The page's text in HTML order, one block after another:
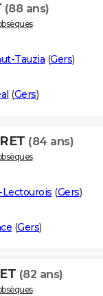
(88 ans)
Tauzia (Gers)
(Gers)
(84 ans)
Lectourois (Gers)
(Gers)
(82 ans)